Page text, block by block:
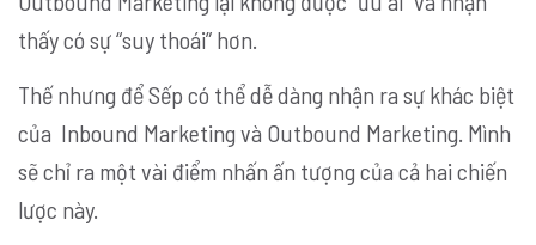
thấy có sự “suy thoái” hơn.
Thế nhưng để Sếp có thể dễ dàng nhận ra sự khác biệt
của Inbound Marketing và Outbound Marketing. Mình
sẽ chỉ ra một vài điểm nhấn ấn tượng của cả hai chiến
lược này.